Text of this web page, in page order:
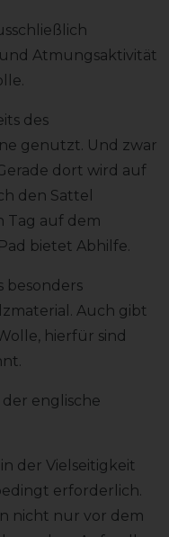
Atmungsaktivität
des
genutzt. Und zwar
dort wird auf
den Sattel
Tag auf dem
bietet Abhilfe.
besonders
Auch gibt
hierfür sind
englische
der Vielseitigkeit
erforderlich.
nicht nur vor dem